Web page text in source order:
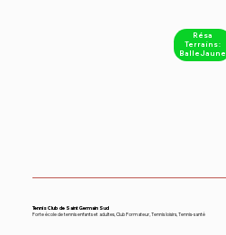
Résa
Terrains :
Balle Jaune
Tennis Club de Saint Germain Sud
Forte école de tennis enfants et adultes, Club Formateur, Tennis loisirs, Tennis-santé